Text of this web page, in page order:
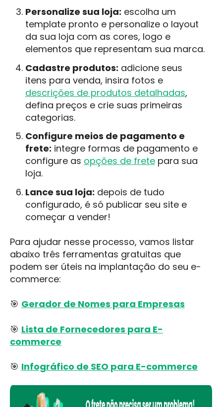
Personalize sua loja: escolha um
template pronto e personalize o layout
da sua loja com as cores, logo e
elementos que representam sua marca.
Cadastre produtos: adicione seus
itens para venda, insira fotos e
descrições de produtos detalhadas,
defina preços e crie suas primeiras
categorias.
Configure meios de pagamento e
frete: integre formas de pagamento e
configure as opções de fretepara sua
loja.
Lance sua loja: depois de tudo
configurado, é só publicar seu site e
começar a vender!
Para ajudar nesse processo, vamos listar
abaixo três ferramentas gratuitas que
podem ser úteis na implantação do seu e-
commerce:
🎯 Gerador de Nomes para Empresas
🎯 Lista de Fornecedores para E-
commerce
🎯 Infográfico de SEO para E-commerce